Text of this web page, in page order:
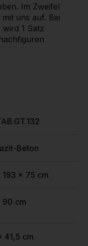
Im Zweifel
uns auf. Bei
1 Satz
Beton
193 x 75 cm
90 cm
41,5 cm